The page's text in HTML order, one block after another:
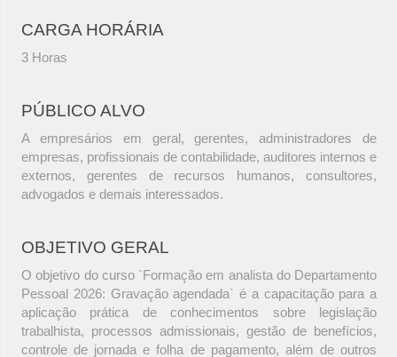
CARGA HORÁRIA
3 Horas
PÚBLICO ALVO
A empresários em geral, gerentes, administradores de
empresas, profissionais de contabilidade, auditores internos e
externos, gerentes de recursos humanos, consultores,
advogados e demais interessados.
OBJETIVO GERAL
O objetivo do curso `Formação em analista do Departamento
Pessoal 2026: Gravação agendada` é a capacitação para a
aplicação prática de conhecimentos sobre legislação
trabalhista, processos admissionais, gestão de benefícios,
controle de jornada e folha de pagamento, além de outros